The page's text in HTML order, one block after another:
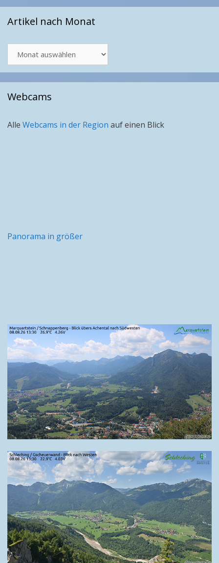
Artikel nach Monat
nach
Monat
Webcams
Alle Webcams in der Region auf einen Blick
Panorama in größer